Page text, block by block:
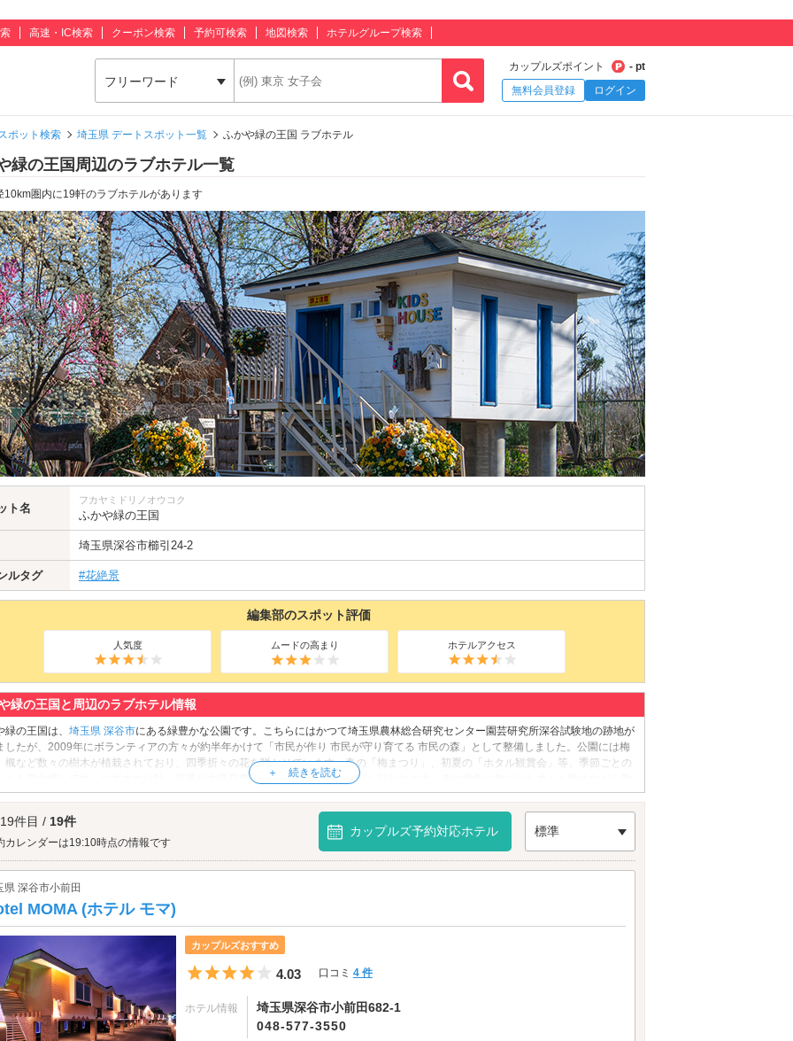
高速・IC検索 クーポン検索 予約可検索 地図検索 ホテルグループ検索
フリーワード
カップルズポイント
- pt
無料会員登録
ログイン
ポット検索 埼玉県 デートスポット一覧 ふかや緑の王国 ラブホテル
緑の王国周辺のラブホテル一覧
10km圏内に19軒のラブホテルがあります
ト名
フカヤミドリノオウコク
ふかや緑の王国
埼玉県深谷市櫛引24-2
ルタグ #花絶景
編集部のスポット評価
人気度 ムードの高まり ホテルアクセス
緑の王国と周辺のラブホテル情報
緑の王国は、 埼玉県 深谷市にある緑豊かな公園です。こちらにはかつて埼玉県農林総合研究センター園芸研究所深谷試験地の跡地が
したが、2009年にボランティアの方々が約半年かけて「市民が作り 市民が守り育てる 市民の森」として整備しました。公園には梅
楓など数々の樹木が植栽されており、四季折々の花を咲かせています。春の「梅まつり」、初夏の「ホタル観賞会」等、季節ごとの
トも目白押しです。おすすめは秋。紅葉が大変見事で、夜間はライトアップも行われます。赤や黄色に色づいた木々を眺めながら散
トをお楽しみください。
熊谷・深谷・花園インター周辺エリアのラブホテルからもアクセスが便利です。
件目 / 19件
レンダーは19:10時点の情報です
カップルズ予約対応ホテル 標準
県 深谷市小前田
MOMA (ホテル モマ)
カップルズおすすめ
5つ星のうち4
4.03 口コミ 4 件
ホテル情報
埼玉県深谷市小前田682-1
048-577-3550